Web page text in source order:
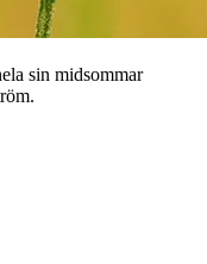
sin midsommar